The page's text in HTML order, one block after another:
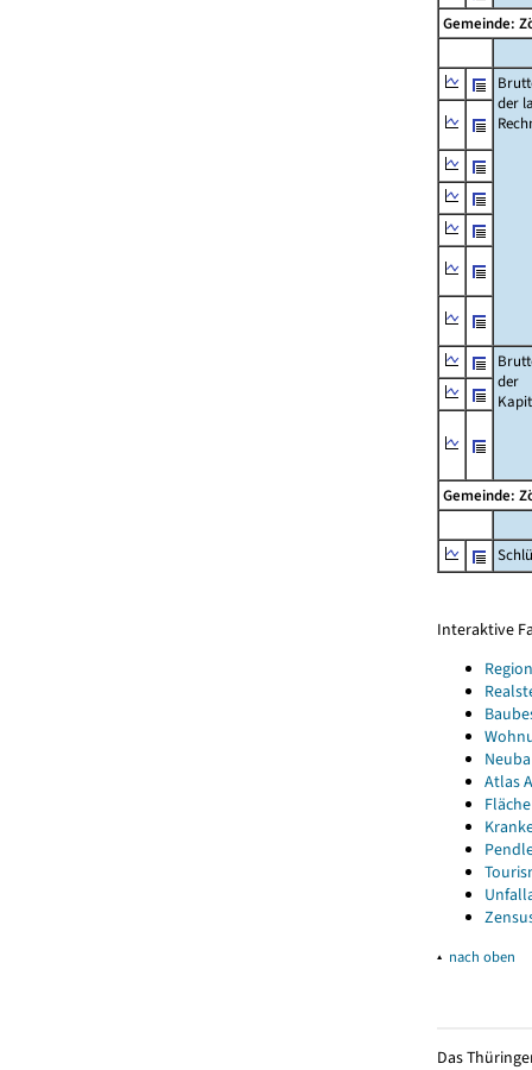
Gemeinde:
der
der
Gemeinde:
Interaktive
Atlas
▴ nach oben
Das